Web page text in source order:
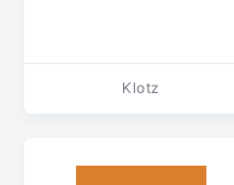
Klotz